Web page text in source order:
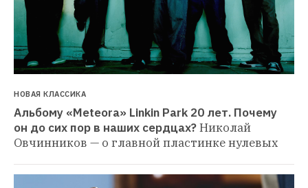
НОВАЯ КЛАССИКА
Альбому «Meteora» Linkin Park 20 лет. Почему
он до сих пор в наших сердцах?Николай
Овчинников — о главной пластинке нулевых